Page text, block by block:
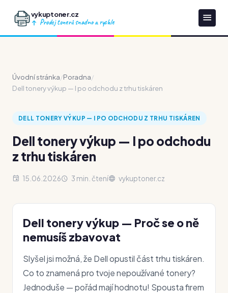
vykuptoner.cz
Prodej tonerů snadno a rychle
Úvodní stránka/Poradna/
Dell tonery výkup — I po odchodu z trhu tiskáren
DELL TONERY VÝKUP — I PO ODCHODU Z TRHU TISKÁREN
Dell tonery výkup — I po odchodu
z trhu tiskáren
15.06.2026 3 min. čtení vykuptoner.cz
Dell tonery výkup — Proč se o ně
nemusíš zbavovat
Slyšel jsi možná, že Dell opustil část trhu tiskáren.
Co to znamená pro tvoje nepoužívané tonery?
Jednoduše — pořád mají hodnotu! Spousta firem